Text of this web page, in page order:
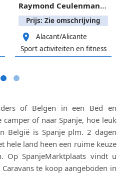
Raymond Ceulenmans biljartkeu, merk Longoni.
Prijs: Zie omschrijving
Alacant/Alicante
Sport activiteiten en fitness
of Belgen in een Bed en
camper of naar Spanje, hoe leuk
België is Spanje plm. 2 dagen
hele land heen een ruime keuze
Op SpanjeMarktplaats vindt u
te koop aangeboden in